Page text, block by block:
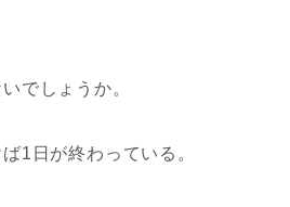
でしょうか。
1日が終わっている。